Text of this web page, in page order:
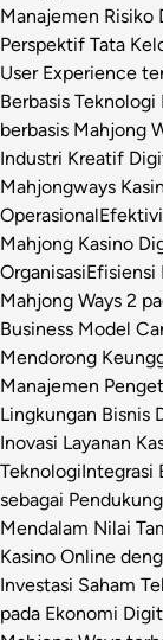
Manajemen Risiko
Perspektif Tata
User Experience
Berbasis Teknologi
berbasis Mahjong
Industri Kreatif
Mahjongways
Operasional
Mahjong Kasino
OrganisasiEfisiensi
Mahjong Ways 2
Business Model
Mendorong
Manajemen
Lingkungan Bisnis
Inovasi Layanan
TeknologiIntegrasi
sebagai
Mendalam Nilai
Kasino Online
Investasi Saham
pada Ekonomi